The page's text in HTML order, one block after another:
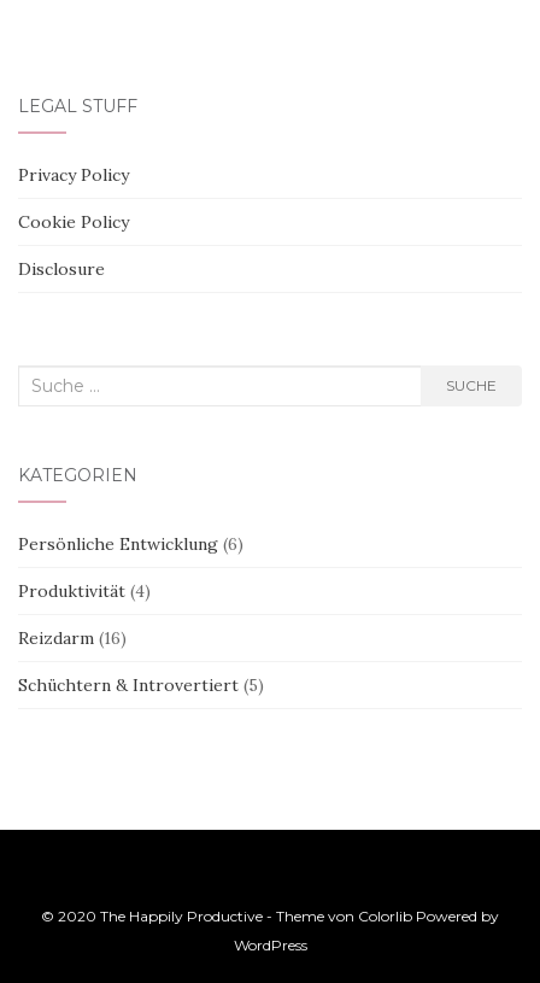
LEGAL STUFF
Privacy Policy
Cookie Policy
Disclosure
Suche
SUCHE
KATEGORIEN
Persönliche Entwicklung (6)
Produktivität (4)
Reizdarm (16)
Schüchtern & Introvertiert (5)
© 2020 The Happily Productive - Theme von Colorlib Powered by
WordPress